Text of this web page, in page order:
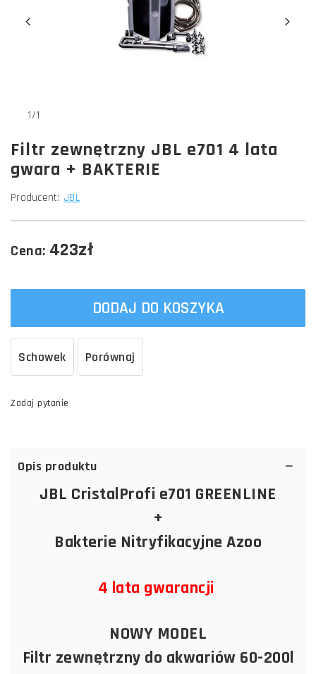
1/1
Filtr zewnętrzny JBL e701 4 lata
gwara + BAKTERIE
Producent: JBL
Cena: 423zł
DODAJ DO KOSZYKA
Schowek Porównaj
Zadaj pytanie
Opis produktu
JBL CristalProfi e701 GREENLINE
+
Bakterie Nitryfikacyjne Azoo
4 lata gwarancji
NOWY MODEL
Filtr zewnętrzny do akwariów 60-200l